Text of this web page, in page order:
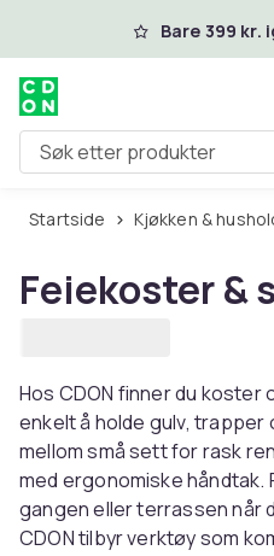
Hopp til hovedinnhold
Bare 399
Søk etter produkter
Startside Kjøkken &
Feiekoster &
Hos CDON finner du
enkelt å holde gulv, trapper
mellom små sett for rask
med ergonomiske
gangen eller terrassen når
CDON tilbyr verktøy som